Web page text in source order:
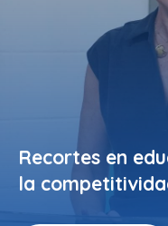
Recortes en
la